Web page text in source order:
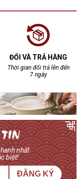
ĐỔI VÀ TRẢ HÀNG
Thời gian đổi trả lên đến
7 ngày
nhất
biệt!
ĐĂNG KÝ